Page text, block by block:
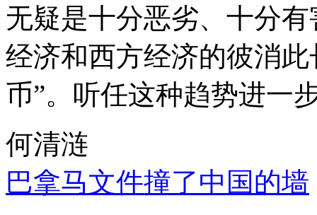
无疑是十分恶劣、十分
经济和西方经济的彼消
币”。听任这种趋势进一
何清涟
巴拿马文件撞了中国的墙